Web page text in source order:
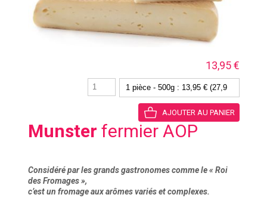
13,95 €
Munster fermier AOP
Considéré par les grands gastronomes comme le « Roi
des Fromages »,
c’est un fromage aux arômes variés et complexes.